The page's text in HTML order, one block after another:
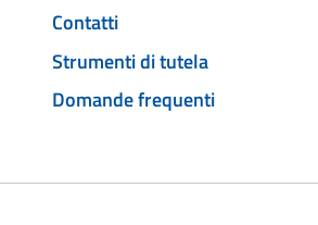
Contatti
Strumenti di tutela
Domande frequenti